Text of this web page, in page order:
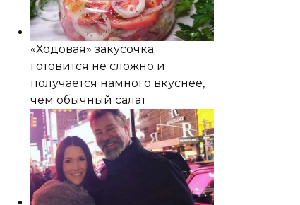
«Ходовая» закусочка:
готовится не сложно и
получается намного вкуснее,
чем обычный салат